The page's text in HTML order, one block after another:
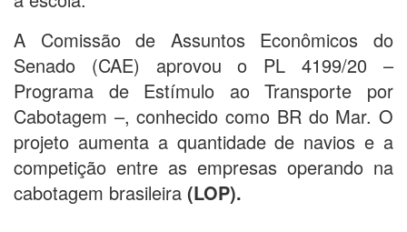
A Comissão de Assuntos Econômicos do
Senado (CAE) aprovou o PL 4199/20 –
Programa de Estímulo ao Transporte por
Cabotagem –, conhecido como BR do Mar. O
projeto aumenta a quantidade de navios e a
competição entre as empresas operando na
cabotagem brasileira (LOP).